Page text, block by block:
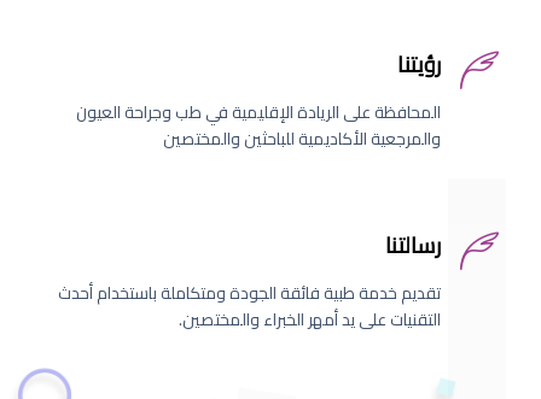
رؤيتنا
المحافظة على الريادة الإقليمية في طب وجراحة العيون
والمرجعية الأكاديمية للباحثين والمختصين
رسالتنا
تقديم خدمة طبية فائقة الجودة ومتكاملة باستخدام أحدث
التقنيات على يد أمهر الخبراء والمختصين.